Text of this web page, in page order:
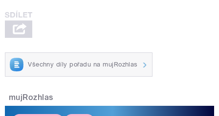
Všechny díly pořadu na mujRozhlas
mujRozhlas